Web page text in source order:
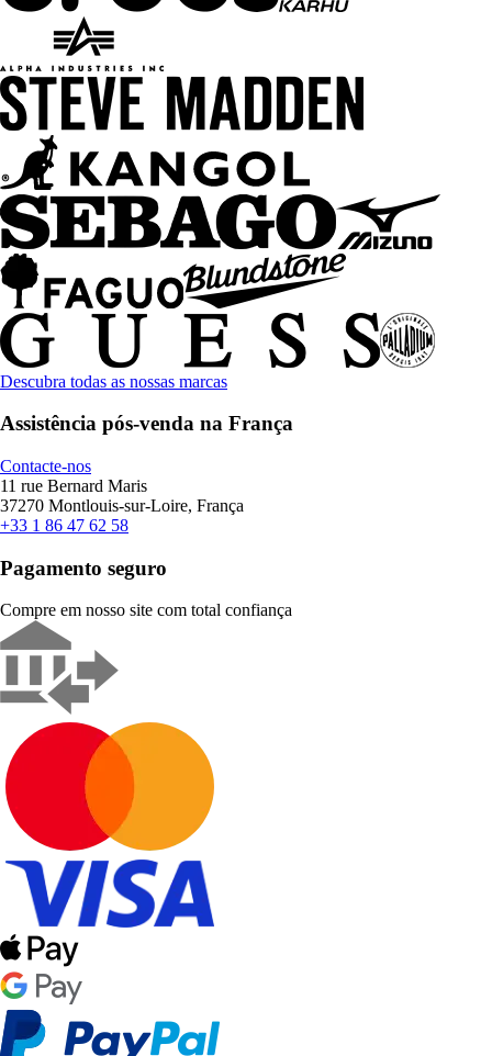
Descubra todas as nossas marcas
Assistência pós-venda na França
Contacte-nos
11 rue Bernard Maris
37270 Montlouis-sur-Loire, França
+33 1 86 47 62 58
Pagamento seguro
Compre em nosso site com total confiança